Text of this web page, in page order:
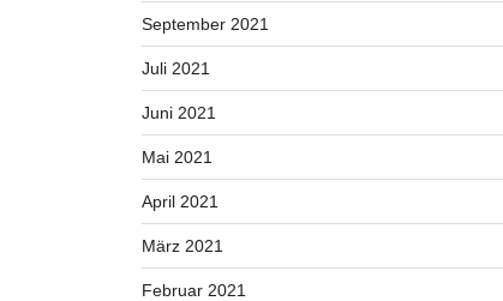
September 2021
Juli 2021
Juni 2021
Mai 2021
April 2021
März 2021
Februar 2021